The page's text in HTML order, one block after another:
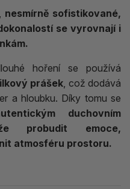
nesmírně sofistikované,
se vyrovnají i
hoření se používá
prášek, což dodává
a hloubku. Díky tomu se
duchovním
probudit emoce,
atmosféru prostoru.